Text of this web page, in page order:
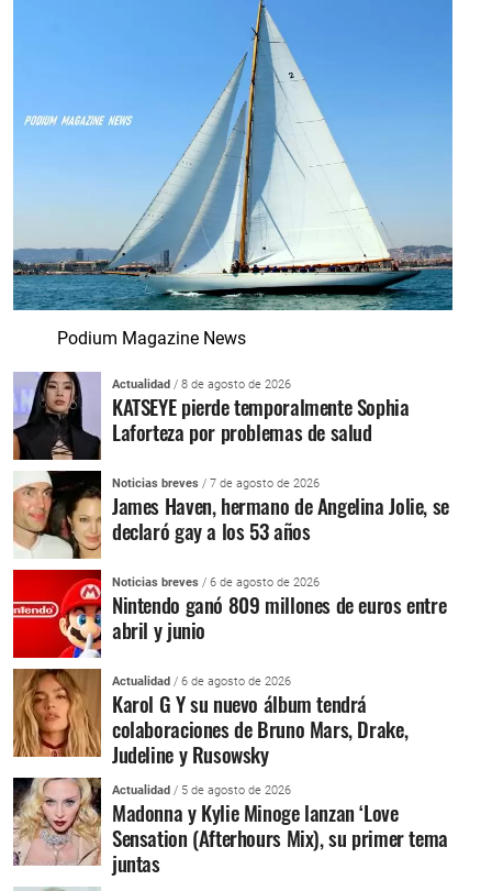
Podium Magazine News
Actualidad / 8 de agosto de 2026
KATSEYE pierde temporalmente Sophia
Laforteza por problemas de salud
Noticias breves / 7 de agosto de 2026
James Haven, hermano de Angelina Jolie, se
declaró gay a los 53 años
Noticias breves / 6 de agosto de 2026
Nintendo ganó 809 millones de euros entre
abril y junio
Actualidad / 6 de agosto de 2026
Karol G Y su nuevo álbum tendrá
colaboraciones de Bruno Mars, Drake,
Judeline y Rusowsky
Actualidad / 5 de agosto de 2026
Madonna y Kylie Minoge lanzan ‘Love
Sensation (Afterhours Mix), su primer tema
juntas